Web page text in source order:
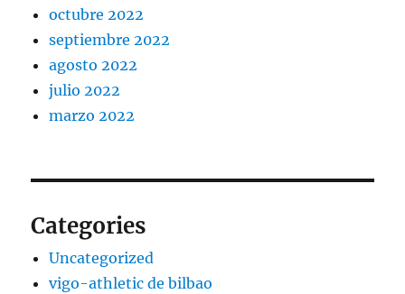
octubre 2022
septiembre 2022
agosto 2022
julio 2022
marzo 2022
Categories
Uncategorized
vigo-athletic de bilbao